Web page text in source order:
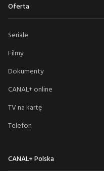
Oferta
Seriale
Filmy
Dokumenty
CANAL+ online
TV na kartę
Telefon
CANAL+ Polska